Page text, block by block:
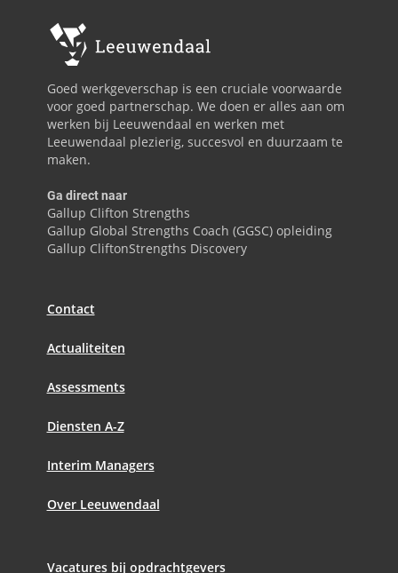
Goed werkgeverschap is een cruciale voorwaarde
voor goed partnerschap. We doen er alles aan om
werken bij Leeuwendaal en werken met
Leeuwendaal plezierig, succesvol en duurzaam te
maken.
Ga direct naar
Gallup Clifton Strengths
Gallup Global Strengths Coach (GGSC) opleiding
Gallup CliftonStrengths Discovery
Contact
Actualiteiten
Assessments
Diensten A-Z
Interim Managers
Over Leeuwendaal
Vacatures bij opdrachtgevers